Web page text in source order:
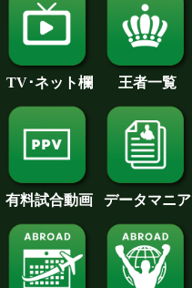
TV･ネット欄 王者一覧
有料試合動画 データマニア